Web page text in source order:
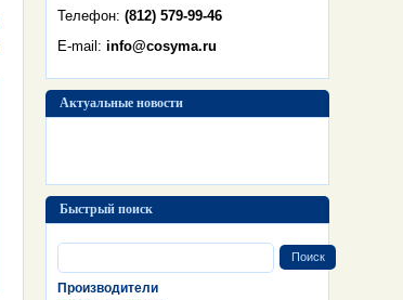
Телефон: (812) 579-99-46
E-mail: info@cosyma.ru
Актуальные новости
Быстрый поиск
Производители